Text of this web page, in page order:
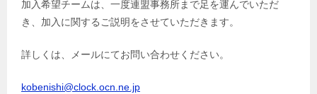
加入希望チームは、一度連盟事務所まで足を運んでいただ
き、加入に関するご説明をさせていただきます。
詳しくは、メールにてお問い合わせください。
kobenishi@clock.ocn.ne.jp